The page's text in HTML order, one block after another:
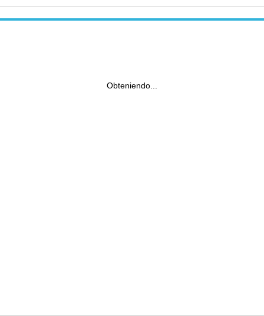
Obteniendo...